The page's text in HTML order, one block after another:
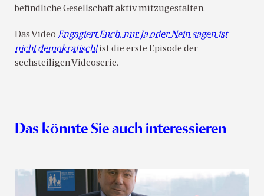
befindliche Gesellschaft aktiv mitzugestalten.
Das Video Engagiert Euch, nur Ja oder Nein sagen ist
nicht demokratisch!ist die erste Episode der
sechsteiligen Videoserie.
Das könnte Sie auch interessieren